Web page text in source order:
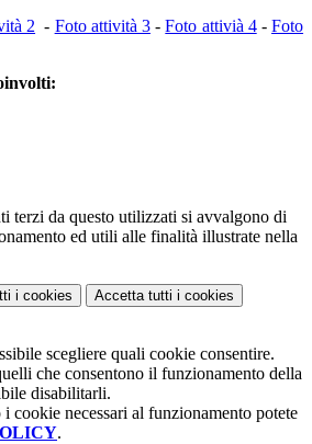
2 - Foto attività 3-Foto attivià 4-Foto
terzi da questo utilizzati si avvalgono di
ed utili alle finalità illustrate nella
i cookies Accetta tutti i cookies
scegliere quali cookie consentire.
che consentono il funzionamento della
disabilitarli.
cookie necessari al funzionamento potete
.